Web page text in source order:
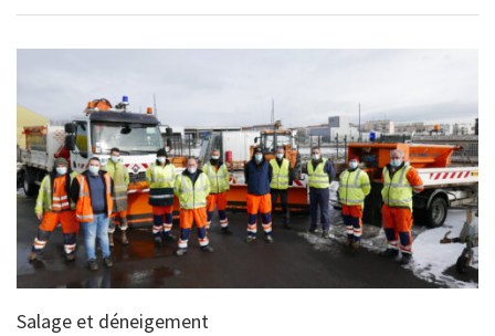
Salage et déneigement